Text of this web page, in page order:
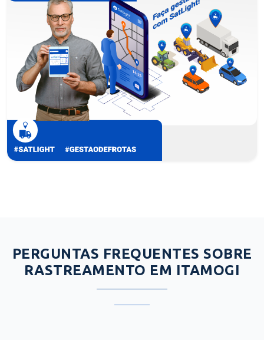
PERGUNTAS FREQUENTES SOBRE
RASTREAMENTO EM ITAMOGI